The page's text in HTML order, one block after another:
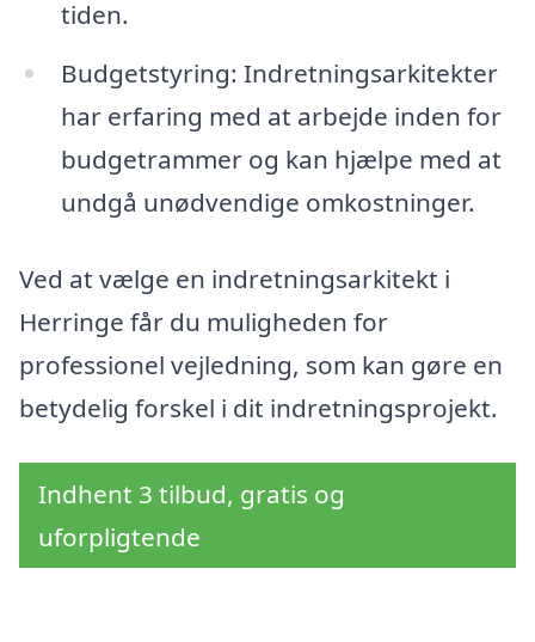
tiden.
Budgetstyring: Indretningsarkitekter
har erfaring med at arbejde inden for
budgetrammer og kan hjælpe med at
undgå unødvendige omkostninger.
Ved at vælge en indretningsarkitekt i
Herringe får du muligheden for
professionel vejledning, som kan gøre en
betydelig forskel i dit indretningsprojekt.
Indhent 3 tilbud, gratis og
uforpligtende